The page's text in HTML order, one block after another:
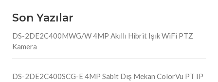
Son Yazılar
DS-2DE2C400MWG/W 4MP Akıllı Hibrit Işık WiFi PTZ
Kamera
DS-2DE2C400SCG-E 4MP Sabit Dış Mekan ColorVu PT IP